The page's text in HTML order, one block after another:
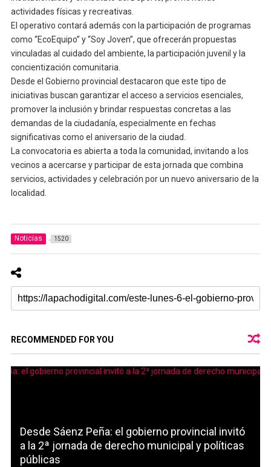
actividades físicas y recreativas.
El operativo contará además con la participación de programas
como “EcoEquipo” y “Soy Joven”, que ofrecerán propuestas
vinculadas al cuidado del ambiente, la participación juvenil y la
concientización comunitaria.
Desde el Gobierno provincial destacaron que este tipo de
iniciativas buscan garantizar el acceso a servicios esenciales,
promover la inclusión y brindar respuestas concretas a las
demandas de la ciudadanía, especialmente en fechas
significativas como el aniversario de la ciudad.
La convocatoria es abierta a toda la comunidad, invitando a los
vecinos a acercarse y participar de esta jornada que combina
servicios, actividades y celebración por un nuevo aniversario de la
localidad.
Noticias 1520
RECOMMENDED FOR YOU
Desde Sáenz Peña: el gobierno provincial invitó
a la 2ª jornada de derecho municipal y políticas
públicas